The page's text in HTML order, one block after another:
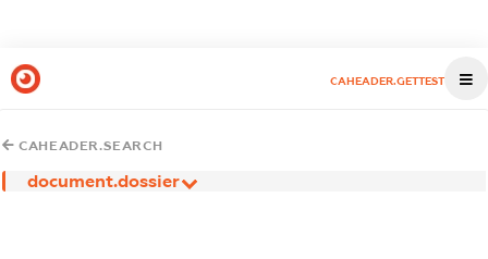
CAHEADER.GETTEST
CAHEADER.SEARCH
document.dossier